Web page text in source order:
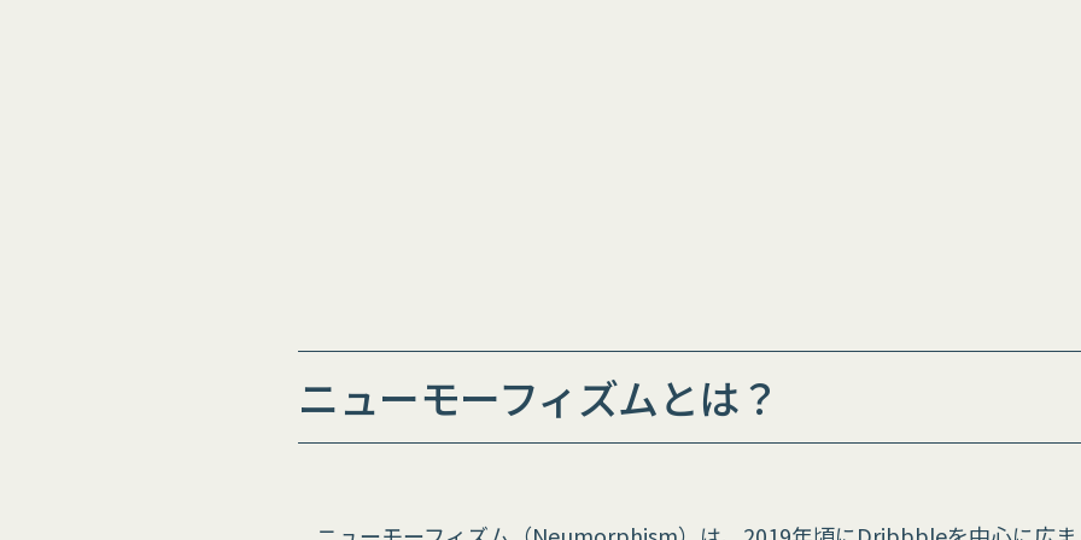
ニューモーフィズムとは？